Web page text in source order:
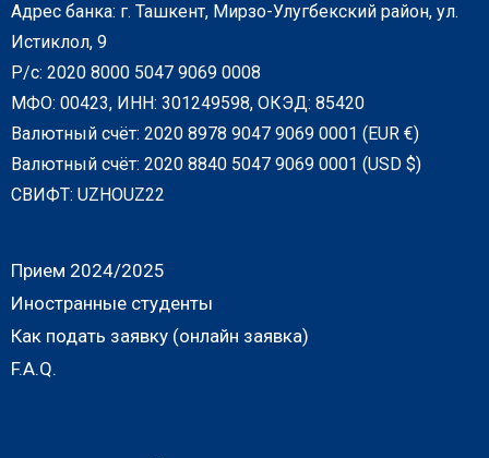
Адрес банка: г. Ташкент, Мирзо-Улугбекский район, ул.
Истиклол, 9
Р/с: 2020 8000 5047 9069 0008
МФО: 00423, ИНН: 301249598, ОКЭД: 85420
Валютный счёт: 2020 8978 9047 9069 0001 (EUR €)
Валютный счёт: 2020 8840 5047 9069 0001 (USD $)
СВИФТ: UZHOUZ22
Прием 2024/2025
Иностранные студенты
Как подать заявку (онлайн заявка)
F.A.Q.